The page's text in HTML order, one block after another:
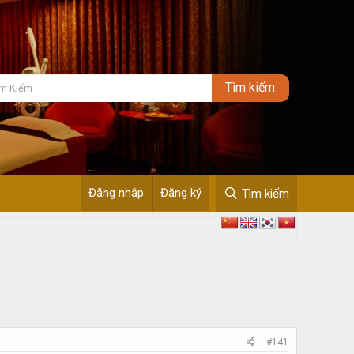
Đăng nhập Đăng ký Tìm kiếm
#141